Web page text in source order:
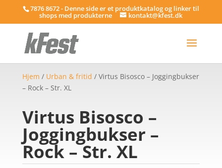
7876 8672 - Denne side er et produktkatalog og linker til
shops med produkterne kontakt@kfest.dk
Hjem / Urban & fritid / Virtus Bisosco – Joggingbukser
– Rock – Str. XL
Virtus Bisosco –
Joggingbukser –
Rock – Str. XL